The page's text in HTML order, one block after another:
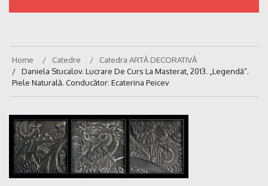
Home Catedre
Catedra ARTĂ DECORATIVĂ
Daniela Stucalov. Lucrare De Curs La Masterat, 2013. „Legendă”.
Piele Naturală. Conducător: Ecaterina Peicev